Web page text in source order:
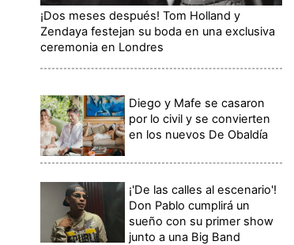
¡Dos meses después! Tom Holland y
Zendaya festejan su boda en una exclusiva
ceremonia en Londres
Diego y Mafe se casaron
por lo civil y se convierten
en los nuevos De Obaldía
¡'De las calles al escenario'!
Don Pablo cumplirá un
sueño con su primer show
junto a una Big Band